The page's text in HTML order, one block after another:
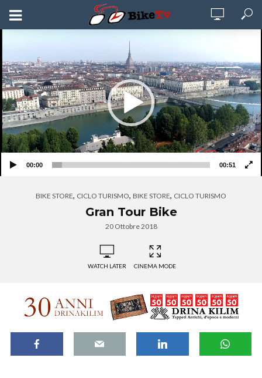
00:00 00:51
BIKE STORE, CICLO TURISMO, BIKE STORE, CICLO TURISMO
Gran Tour Bike
20 Ottobre 2018
WATCH LATER CINEMA MODE